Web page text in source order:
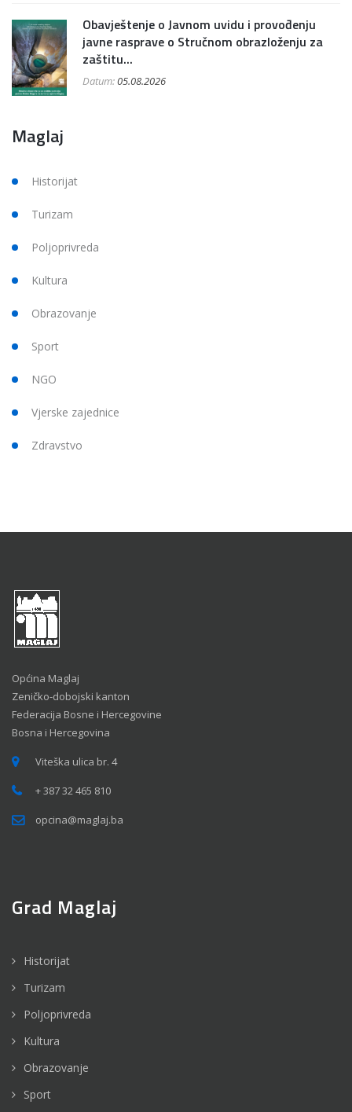
Obavještenje o Javnom uvidu i provođenju
javne rasprave o Stručnom obrazloženju za
zaštitu...
Datum:05.08.2026
Maglaj
Historijat
Turizam
Poljoprivreda
Kultura
Obrazovanje
Sport
NGO
Vjerske zajednice
Zdravstvo
Općina Maglaj
Zeničko-dobojski kanton
Federacija Bosne i Hercegovine
Bosna i Hercegovina
Viteška ulica br. 4
+ 387 32 465 810
opcina@maglaj.ba
Grad Maglaj
Historijat
Turizam
Poljoprivreda
Kultura
Obrazovanje
Sport